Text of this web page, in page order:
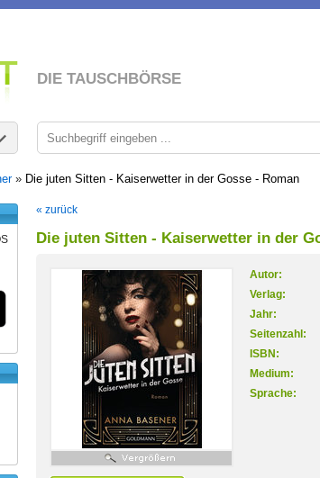
DIE TAUSCHBÖRSE
» Die juten Sitten - Kaiserwetter in der Gosse - Roman
« zurück
Die juten Sitten - Kaiserwetter in der
Autor:
Verlag:
Jahr:
Seitenzahl:
ISBN:
Medium:
Sprache: